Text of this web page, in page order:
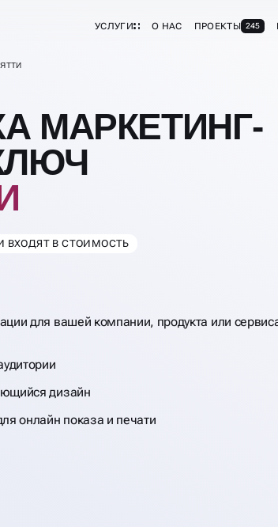
УСЛУГИ О НАС ПРОЕКТЫ 245
МАРКЕТИНГ-
ВХОДЯТ В СТОИМОСТЬ
для вашей компании, продукта или
дизайн
онлайн показа и печати